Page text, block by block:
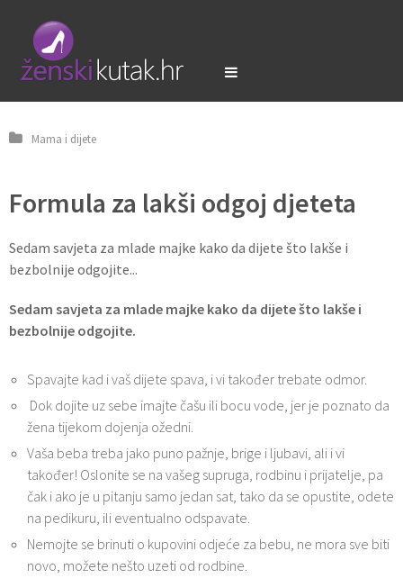
Mama i dijete
Formula za lakši odgoj djeteta
Sedam savjeta za mlade majke kako da dijete što lakše i
bezbolnije odgojite...
Sedam savjeta za mlade majke kako da dijete što lakše i
bezbolnije odgojite.
Spavajte kad i vaš dijete spava, i vi također trebate odmor.
Dok dojite uz sebe imajte čašu ili bocu vode, jer je poznato da
žena tijekom dojenja ožedni.
Vaša beba treba jako puno pažnje, brige i ljubavi, ali i vi
također! Oslonite se na vašeg supruga, rodbinu i prijatelje, pa
čak i ako je u pitanju samo jedan sat, tako da se opustite, odete
na pedikuru, ili eventualno odspavate.
Nemojte se brinuti o kupovini odjeće za bebu, ne mora sve biti
novo, možete nešto uzeti od rodbine.